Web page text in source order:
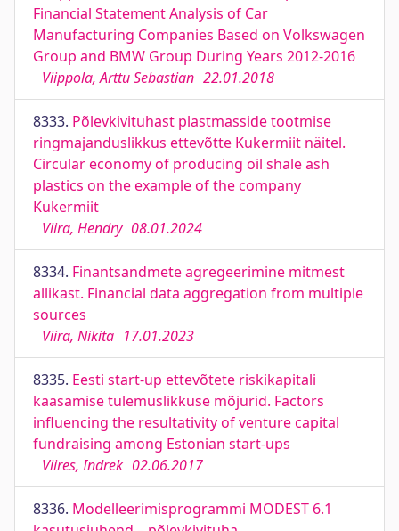
Financial Statement Analysis of Car
Manufacturing Companies Based on Volkswagen
Group and BMW Group During Years 2012-2016
Viippola, Arttu Sebastian 22.01.2018
8333. Põlevkivituhast plastmasside tootmise
ringmajanduslikkus ettevõtte Kukermiit näitel.
Circular economy of producing oil shale ash
plastics on the example of the company
Kukermiit
Viira, Hendry 08.01.2024
8334. Finantsandmete agregeerimine mitmest
allikast. Financial data aggregation from multiple
sources
Viira, Nikita 17.01.2023
8335. Eesti start-up ettevõtete riskikapitali
kaasamise tulemuslikkuse mõjurid. Factors
influencing the resultativity of venture capital
fundraising among Estonian start-ups
Viires, Indrek 02.06.2017
8336. Modelleerimisprogrammi MODEST 6.1